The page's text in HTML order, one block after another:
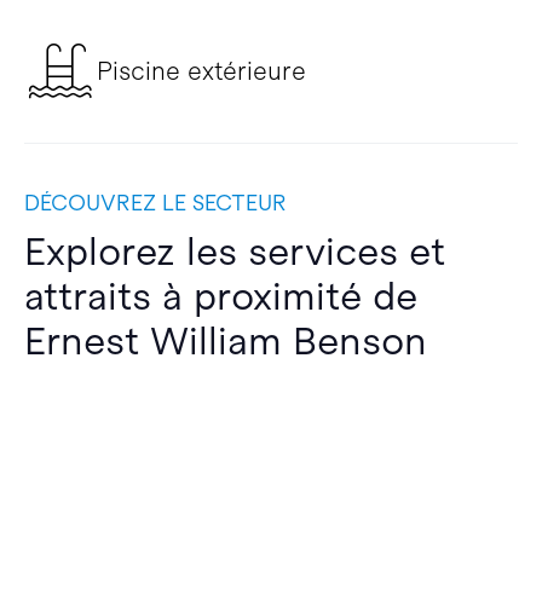
Piscine extérieure
DÉCOUVREZ LE SECTEUR
Explorez les services et
attraits à proximité de
Ernest William Benson